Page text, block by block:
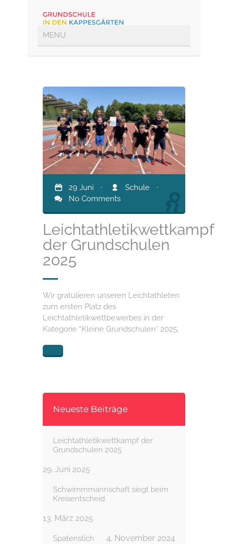
29 Juni · Schule
·
No Comments
Leichtathletikwettkampf
der Grundschulen
2025
Wir gratulieren unseren Leichtathleten
zum ersten Platz des
Leichtathletikwettbewerbes in der
Kategorie “Kleine Grundschulen” 2025.
Neueste Beiträge
Leichtathletikwettkampf der
Grundschulen 2025
29. Juni 2025
Schwimmmannschaft siegt beim
Kreisentscheid
13. März 2025
Spatenstich 4. November 2024